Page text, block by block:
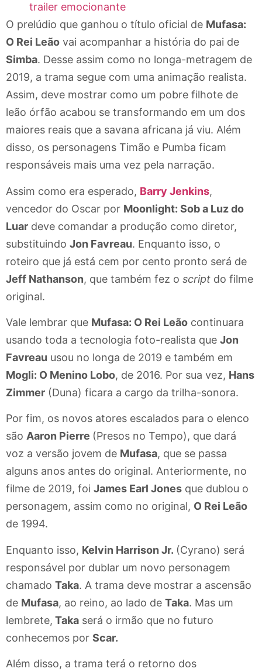
trailer emocionante
O prelúdio que ganhou o título oficial de Mufasa:
O Rei Leão vai acompanhar a história do pai de
Simba. Desse assim como no longa-metragem de
2019, a trama segue com uma animação realista.
Assim, deve mostrar como um pobre filhote de
leão órfão acabou se transformando em um dos
maiores reais que a savana africana já viu. Além
disso, os personagens Timão e Pumba ficam
responsáveis mais uma vez pela narração.
Assim como era esperado, Barry Jenkins,
vencedor do Oscar por Moonlight: Sob a Luz do
Luar deve comandar a produção como diretor,
substituindo Jon Favreau. Enquanto isso, o
roteiro que já está cem por cento pronto será de
Jeff Nathanson, que também fez o script do filme
original.
Vale lembrar que Mufasa: O Rei Leão continuara
usando toda a tecnologia foto-realista que Jon
Favreau usou no longa de 2019 e também em
Mogli: O Menino Lobo, de 2016. Por sua vez, Hans
Zimmer (Duna) ficara a cargo da trilha-sonora.
Por fim, os novos atores escalados para o elenco
são Aaron Pierre (Presos no Tempo), que dará
voz a versão jovem de Mufasa, que se passa
alguns anos antes do original. Anteriormente, no
filme de 2019, foi James Earl Jones que dublou o
personagem, assim como no original, O Rei Leão
de 1994.
Enquanto isso, Kelvin Harrison Jr. (Cyrano) será
responsável por dublar um novo personagem
chamado Taka. A trama deve mostrar a ascensão
de Mufasa, ao reino, ao lado de Taka. Mas um
lembrete, Taka será o irmão que no futuro
conhecemos por Scar.
Além disso, a trama terá o retorno dos